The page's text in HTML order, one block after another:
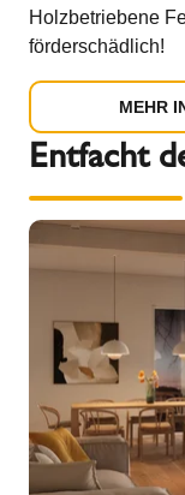
Holzbetriebene
förderschädlich!
MEHR
Entfacht